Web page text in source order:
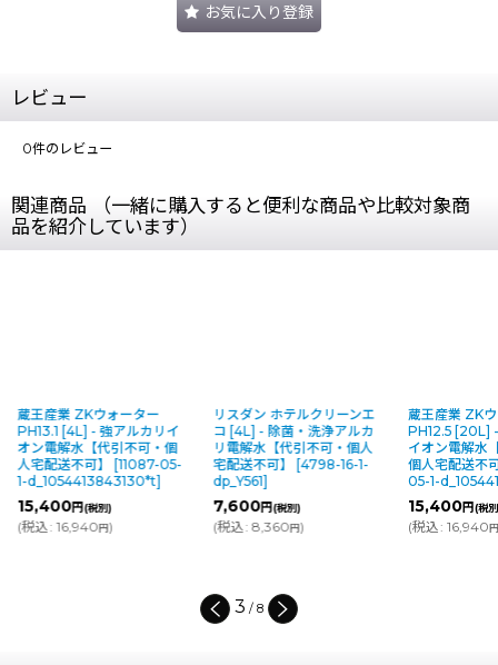
お気に入り登録
レビュー
0件のレビュー
関連商品 （一緒に購入すると便利な商品や比較対象商
品を紹介しています）
蔵王産業 ZKウォーター
PH13.1 [4L] - 強アルカリイ
オン電解水【代引不可・個
人宅配送不可】
[11087-05-
1-d_1054413843130*t]
15,400円(税別)
(税込: 16,940円)
リスダン ホテルクリーンエ
コ [4L] - 除菌・洗浄アルカ
リ電解水【代引不可・個人
宅配送不可】
[4798-16-1-
dp_Y561]
7,600円(税別)
(税込: 8,360円)
蔵王産業 ZK
PH12.5 [20L]
イオン電解水
個人宅配送不
05-1-
15,400円(税
(税込: 16,940円
4 / 8